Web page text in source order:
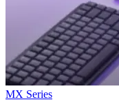
MX Series